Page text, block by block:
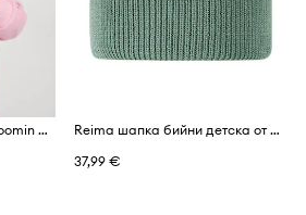
Reima капела за деца Moomin Rainy
Reima шапка бийни детска от мериносова вълна Reissari
37,99 €